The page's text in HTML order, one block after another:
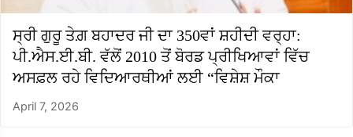
ਸ੍ਰੀ ਗੁਰੂ ਤੇਗ਼ ਬਹਾਦਰ ਜੀ ਦਾ 350ਵਾਂ ਸ਼ਹੀਦੀ ਵਰ੍ਹਾ:
ਪੀ.ਐਸ.ਈ.ਬੀ. ਵੱਲੋਂ 2010 ਤੋਂ ਬੋਰਡ ਪ੍ਰੀਖਿਆਵਾਂ ਵਿੱਚ
ਅਸਫ਼ਲ ਰਹੇ ਵਿਦਿਆਰਥੀਆਂ ਲਈ “ਵਿਸ਼ੇਸ਼ ਮੌਕਾ
April 7, 2026